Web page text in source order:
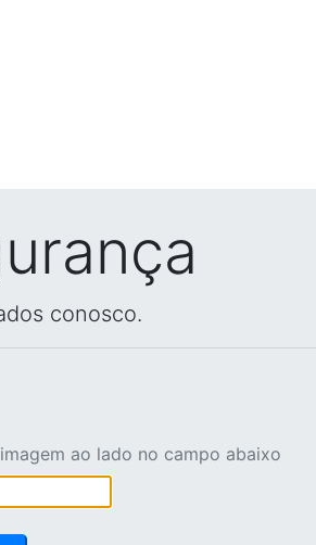
conosco.
ao lado no campo abaixo